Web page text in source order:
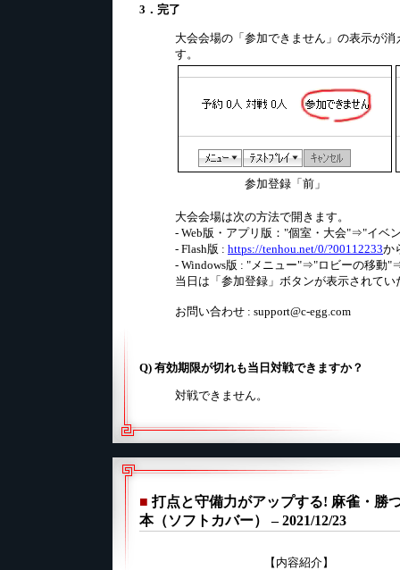
3．完了
大会会場の「参加できません」の表示が
す。
参加登録「前」
大会会場は次の方法で開きます。
- Web版・アプリ版："個室・大会"⇒"イベ
- Flash版 : https://tenhou.net/0/?00112233か
- Windows版 : "メニュー"⇒"ロビーの移動
当日は「参加登録」ボタンが表示されて
お問い合わせ : support@c-egg.com
Q) 有効期限が切れも当日対戦できますか？
対戦できません。
■ 打点と守備力がアップする! 麻雀・勝
本（ソフトカバー） – 2021/12/23
【内容紹介】